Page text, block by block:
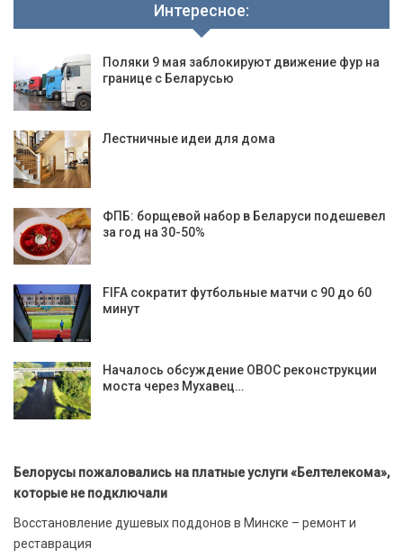
Интересное:
Поляки 9 мая заблокируют движение фур на
границе с Беларусью
Лестничные идеи для дома
ФПБ: борщевой набор в Беларуси подешевел
за год на 30-50%
FIFA сократит футбольные матчи с 90 до 60
минут
Началось обсуждение ОВОС реконструкции
моста через Мухавец…
Белорусы пожаловались на платные услуги «Белтелекома»,
которые не подключали
Восстановление душевых поддонов в Минске – ремонт и
реставрация